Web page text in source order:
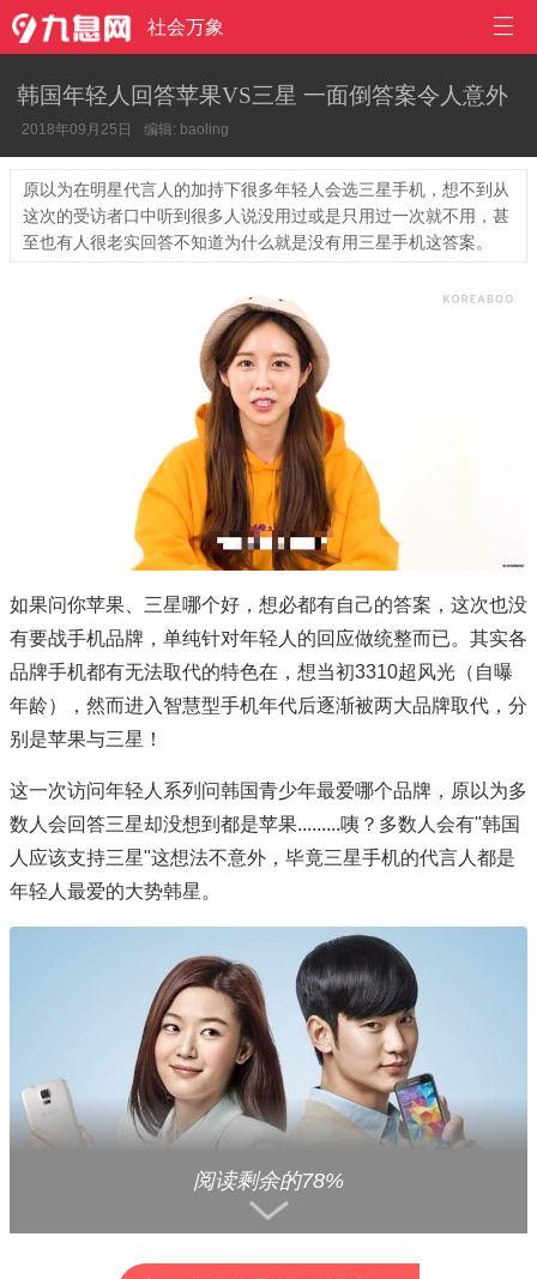

社会万象
韩国年轻人回答苹果VS三星 一面倒答案令人意外
2018年09月25日 编辑: baoling
原以为在明星代言人的加持下很多年轻人会选三星手机，想不到从
这次的受访者口中听到很多人说没用过或是只用过一次就不用，甚
至也有人很老实回答不知道为什么就是没有用三星手机这答案。
如果问你苹果、三星哪个好，想必都有自己的答案，这次也没
有要战手机品牌，单纯针对年轻人的回应做统整而已。其实各
品牌手机都有无法取代的特色在，想当初3310超风光（自曝
年龄），然而进入智慧型手机年代后逐渐被两大品牌取代，分
别是苹果与三星！
这一次访问年轻人系列问韩国青少年最爱哪个品牌，原以为多
数人会回答三星却没想到都是苹果.........咦？多数人会有"韩国
人应该支持三星"这想法不意外，毕竟三星手机的代言人都是
年轻人最爱的大势韩星。
阅读剩余的78%